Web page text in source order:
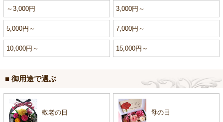
～3,000円 3,000円～
5,000円～ 7,000円～
10,000円～ 15,000円～
■ 御用途で選ぶ
敬老の日 母の日